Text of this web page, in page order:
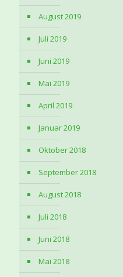
August 2019
Juli 2019
Juni 2019
Mai 2019
April 2019
Januar 2019
Oktober 2018
September 2018
August 2018
Juli 2018
Juni 2018
Mai 2018